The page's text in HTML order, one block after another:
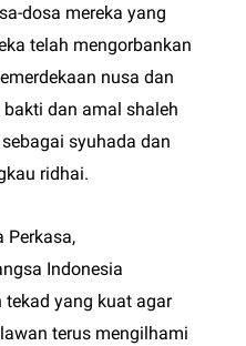
dosa mereka yang
telah mengorbankan
nusa dan
dan amal shaleh
syuhada dan
ridhai.
Perkasa,
Indonesia
tekad yang kuat agar
terus mengilhami